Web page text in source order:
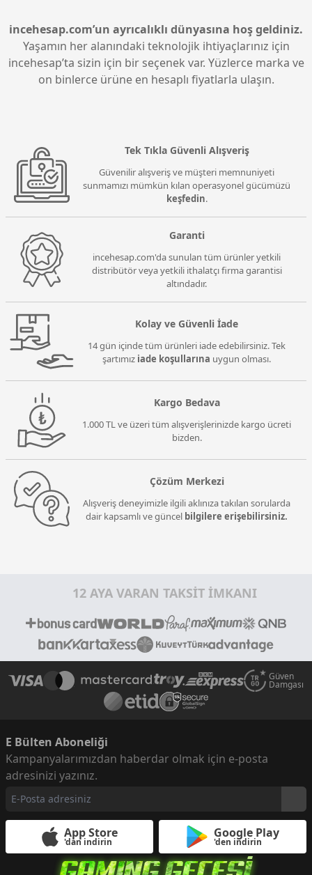
incehesap.com’un ayrıcalıklı dünyasına hoş geldiniz.
Yaşamın her alanındaki teknolojik ihtiyaçlarınız için
incehesap’ta sizin için bir seçenek var. Yüzlerce marka ve
on binlerce ürüne en hesaplı fiyatlarla ulaşın.
Tek Tıkla Güvenli Alışveriş
Güvenilir alışveriş ve müşteri memnuniyeti
sunmamızı mümkün kılan operasyonel gücümüzü
keşfedin.
Garanti
incehesap.com'da sunulan tüm ürünler yetkili
distribütör veya yetkili ithalatçı firma garantisi
altındadır.
Kolay ve Güvenli İade
14 gün içinde tüm ürünleri iade edebilirsiniz. Tek
şartımız iade koşullarına uygun olması.
Kargo Bedava
1.000 TL ve üzeri tüm alışverişlerinizde kargo ücreti
bizden.
Çözüm Merkezi
Alışveriş deneyimizle ilgili aklınıza takılan sorularda
dair kapsamlı ve güncel bilgilere erişebilirsiniz.
12 AYA VARAN TAKSİT İMKANI
Güven
Damgası
E Bülten Aboneliği
Kampanyalarımızdan haberdar olmak için e-posta
adresinizi yazınız.
App Store
'dan indirin
Google Play
'den indirin